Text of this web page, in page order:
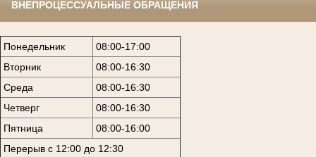
ВНЕПРОЦЕССУАЛЬНЫЕ ОБРАЩЕНИЯ
Понедельник
08:00-17:00
Вторник
08:00-16:30
Среда
08:00-16:30
Четверг
08:00-16:30
Пятница
08:00-16:00
Перерыв с 12:00 до 12:30